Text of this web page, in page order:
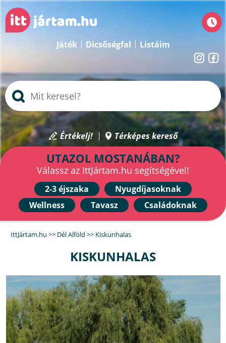
Játék Dicsőségfal Listáim
Értékelj! Térképes kereső
UTAZOL MOSTANÁBAN?
Válassz az IttJártam.hu segítségével!
2-3 éjszaka
Nyugdíjasoknak
Wellness
Tavasz Családoknak
IttJártam.hu >> Dél Alföld >> Kiskunhalas
KISKUNHALAS